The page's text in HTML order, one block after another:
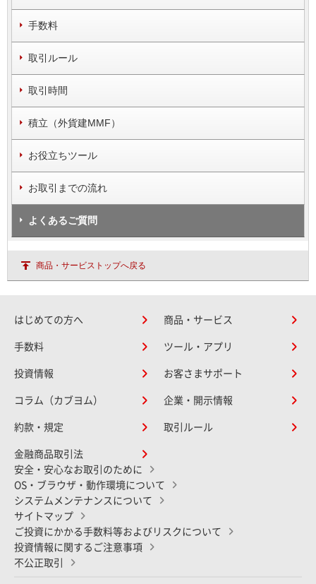
手数料
取引ルール
取引時間
積立（外貨建MMF）
お役立ちツール
お取引までの流れ
よくあるご質問
商品・サービストップへ戻る
はじめての方へ 商品・サービス
手数料 ツール・アプリ
投資情報 お客さまサポート
コラム（カブヨム） 企業・開示情報
約款・規定 取引ルール
金融商品取引法
安全・安心なお取引のために
OS・ブラウザ・動作環境について
システムメンテナンスについて
サイトマップ
ご投資にかかる手数料等およびリスクについて
投資情報に関するご注意事項
不公正取引